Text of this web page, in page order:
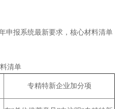
申报系统最新要求，核心材料清单
清单
专精特新企业加分项